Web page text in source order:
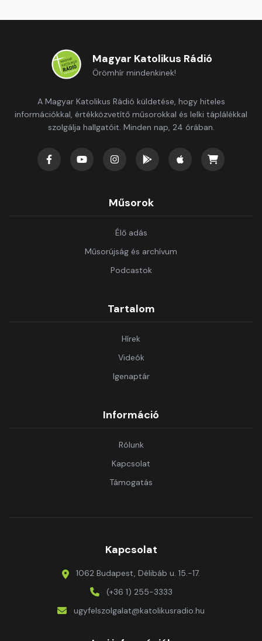
Magyar Katolikus Rádió
Örömhír mindenkinek!
A Magyar Katolikus Rádió küldetése, hogy hiteles
információkkal, értékközvetítő műsorokkal és lelki táplálékkal
szolgálja hallgatóit. Minden nap, 24 órában.
Műsorok
Élő adás
Műsorújság és archívum
Podcastok
Tartalom
Hírek
Videók
Igenaptár
Információ
Rólunk
Kapcsolat
Támogatás
Kapcsolat
1062 Budapest, Délibáb u. 15.-17.
(+36 1) 255-3333
ugyfelszolgalat@katolikusradio.hu